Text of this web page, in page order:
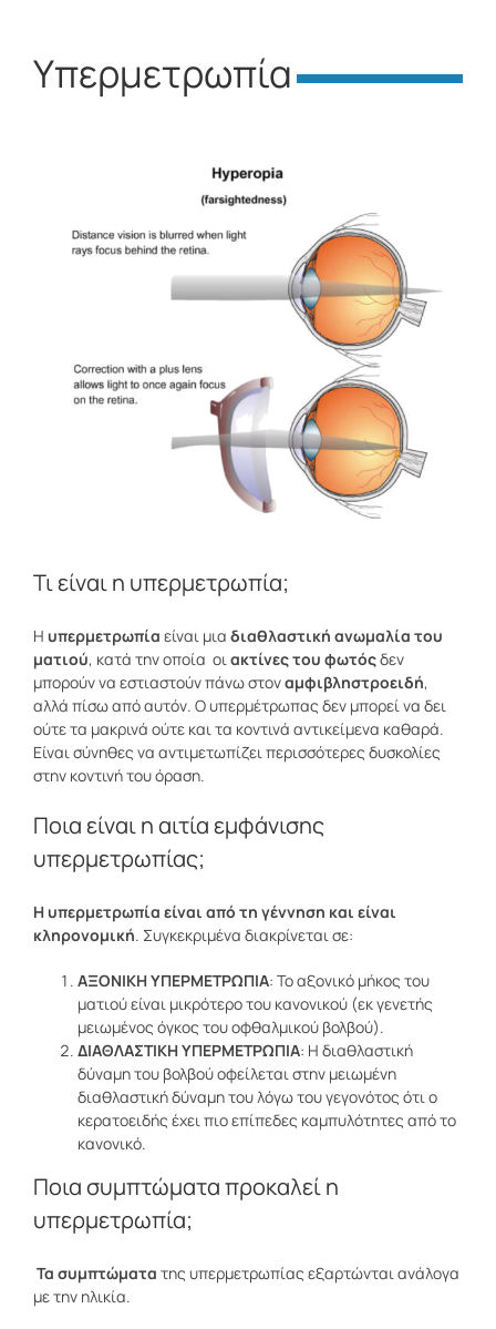
Υπερμετρωπία
Τι είναι η υπερμετρωπία;
Η υπερμετρωπία είναι μια διαθλαστική ανωμαλία του
ματιού, κατά την οποία οι ακτίνες του φωτόςδεν
μπορούν να εστιαστούν πάνω στοναμφιβληστροειδή,
αλλά πίσω από αυτόν. Ο υπερμέτρωπας δεν μπορεί να δει
ούτε τα μακρινά ούτε και τα κοντινά αντικείμενα καθαρά.
Είναι σύνηθες να αντιμετωπίζει περισσότερες δυσκολίες
στην κοντινή του όραση.
Ποια είναι η αιτία εμφάνισης
υπερμετρωπίας;
Η υπερμετρωπία είναι από τη γέννηση και είναι
κληρονομική. Συγκεκριμένα διακρίνεται σε:
ΑΞΟΝΙΚΗ ΥΠΕΡΜΕΤΡΩΠΙΑ: Το αξονικό μήκος του
ματιού είναι μικρότερο του κανονικού (εκ γενετής
μειωμένος όγκος του οφθαλμικού βολβού).
ΔΙΑΘΛΑΣΤΙΚΗ ΥΠΕΡΜΕΤΡΩΠΙΑ: Η διαθλαστική
δύναμη του βολβού οφείλεται στην μειωμένη
διαθλαστική δύναμη του λόγω του γεγονότος ότι ο
κερατοειδής έχει πιο επίπεδες καμπυλότητες από το
κανονικό.
Ποια συμπτώματα προκαλεί η
υπερμετρωπία;
Τα συμπτώματα της υπερμετρωπίας εξαρτώνται ανάλογα
με την ηλικία.